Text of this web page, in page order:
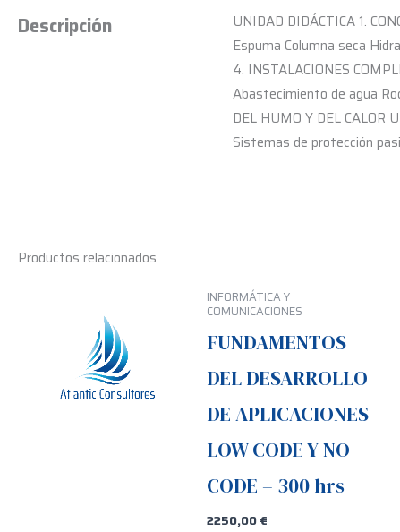
Descripción
UNIDAD DIDÁCTICA 1.
Espuma Columna seca
4. INSTALACIONES
Abastecimiento de agua
DEL HUMO Y DEL CALOR
Sistemas de protección
Productos relacionados
INFORMÁTICA Y
COMUNICACIONES
FUNDAMENTOS
DEL DESARROLLO
DE APLICACIONES
LOW CODE Y NO
CODE – 300 hrs
2250,00€